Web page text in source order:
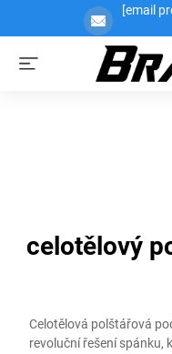
[email
celotělový
Celotělová polštářová
revoluční řešení spánku,